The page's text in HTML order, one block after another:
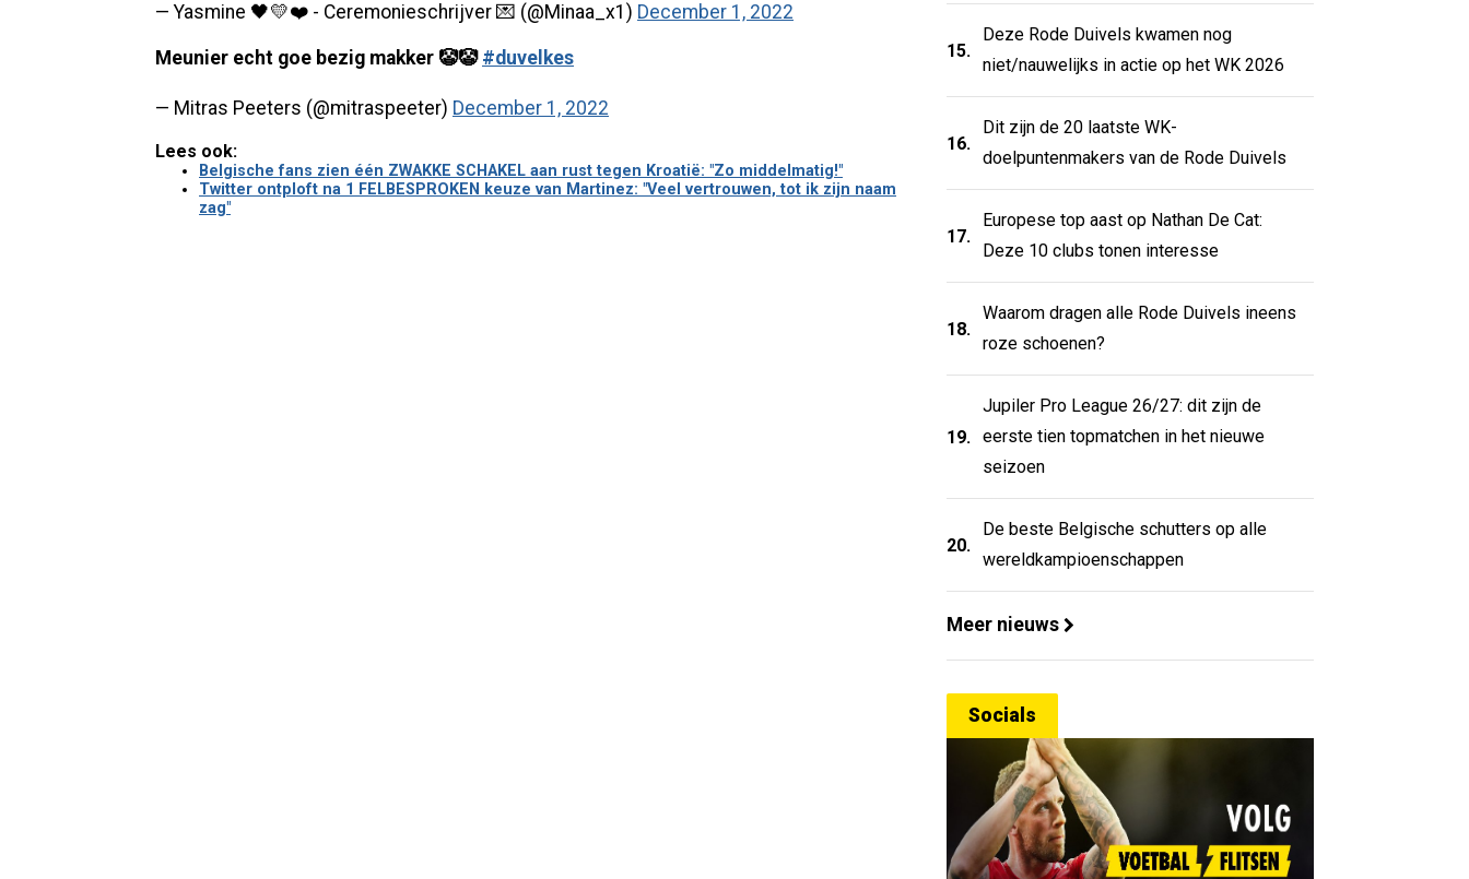
— Yasmine 🖤💛❤️ - Ceremonieschrijver 💌 (@Minaa_x1) December 1, 2022
Meunier echt goe bezig makker 🤡🤡 #duvelkes
— Mitras Peeters (@mitraspeeter) December 1, 2022
Lees ook:
Belgische fans zien één ZWAKKE SCHAKEL aan rust tegen Kroatië: "Zo middelmatig!"
Twitter ontploft na 1 FELBESPROKEN keuze van Martinez: "Veel vertrouwen, tot ik zijn naam
zag"
15.
Deze Rode Duivels kwamen nog
niet/nauwelijks in actie op het WK 2026
16.
Dit zijn de 20 laatste WK-
doelpuntenmakers van de Rode Duivels
17.
Europese top aast op Nathan De Cat:
Deze 10 clubs tonen interesse
18.
Waarom dragen alle Rode Duivels ineens
roze schoenen?
19.
Jupiler Pro League 26/27: dit zijn de
eerste tien topmatchen in het nieuwe
seizoen
20.
De beste Belgische schutters op alle
wereldkampioenschappen
Meer nieuws
Socials